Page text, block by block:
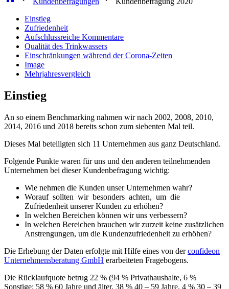
Einstieg
Zufriedenheit
Aufschlussreiche Kommentare
Qualität des Trinkwassers
Einschränkungen während der Corona-Zeiten
Image
Mehrjahresvergleich
Einstieg
An so einem Benchmarking nahmen wir nach 2002, 2008, 2010,
2014, 2016 und 2018 bereits schon zum siebenten Mal teil.
Dieses Mal beteiligten sich 11 Unternehmen aus ganz Deutschland.
Folgende Punkte waren für uns und den anderen teilnehmenden
Unternehmen bei dieser Kundenbefragung wichtig:
Wie nehmen die Kunden unser Unternehmen wahr?
Worauf sollten wir besonders achten, um die
Zufriedenheit unserer Kunden zu erhöhen?
In welchen Bereichen können wir uns verbessern?
In welchen Bereichen brauchen wir zurzeit keine zusätzlichen
Anstrengungen, um die Kundenzufriedenheit zu erhöhen?
Die Erhebung der Daten erfolgte mit Hilfe eines von derconfideon
Unternehmensberatung GmbH erarbeiteten Fragebogens.
Die Rücklaufquote betrug 22 % (94 % Privathaushalte, 6 %
Sonstige; 58 % 60 Jahre und älter, 38 % 40 – 59 Jahre, 4 % 30 – 39